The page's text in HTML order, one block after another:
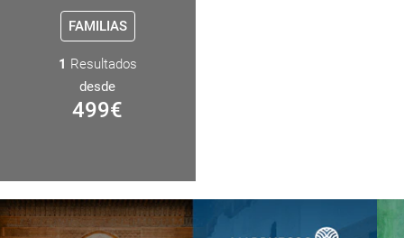
FAMILIAS
1 Resultados
desde
499€